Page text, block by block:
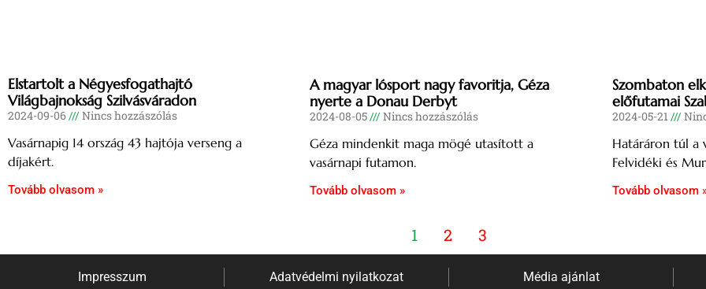
Elstartolt a Négyesfogathajtó
Világbajnokság Szilvásváradon
2024-09-06 Nincs hozzászólás
Vasárnapig 14 ország 43 hajtója verseng a
díjakért.
Tovább olvasom »
A magyar lósport nagy favoritja, Géza
nyerte a Donau Derbyt
2024-08-05 Nincs hozzászólás
Géza mindenkit maga mögé utasított a
vasárnapi futamon.
Tovább olvasom »
Szombaton
előfutamai
2024-05-21
Határáron túl a
Felvidéki és
Tovább olvasom
1 2 3
Impresszum Adatvédelmi nyilatkozat Média ajánlat